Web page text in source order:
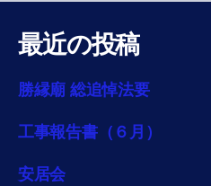
最近の投稿
勝縁廟 総追悼法要
工事報告書（６月）
安居会